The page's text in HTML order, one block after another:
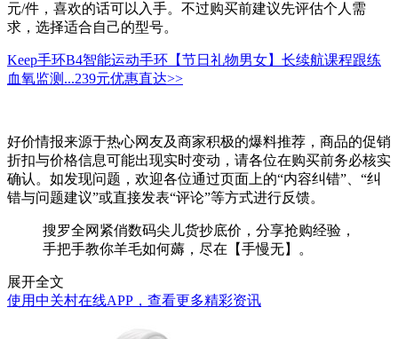
元/件，喜欢的话可以入手。不过购买前建议先评估个人需
求，选择适合自己的型号。
Keep手环B4智能运动手环【节日礼物男女】长续航课程跟练
血氧监测...239元优惠直达>>
好价情报来源于热心网友及商家积极的爆料推荐，商品的促销
折扣与价格信息可能出现实时变动，请各位在购买前务必核实
确认。如发现问题，欢迎各位通过页面上的“内容纠错”、“纠
错与问题建议”或直接发表“评论”等方式进行反馈。
搜罗全网紧俏数码尖儿货抄底价，分享抢购经验，
手把手教你羊毛如何薅，尽在【手慢无】。
展开全文
使用中关村在线APP，查看更多精彩资讯